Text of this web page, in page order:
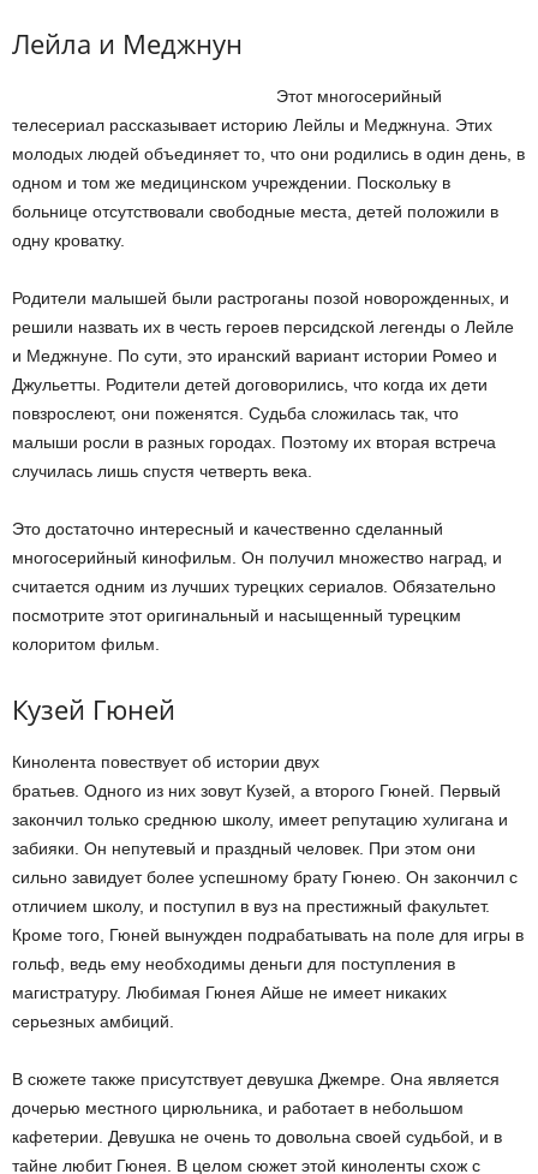
Лейла и Меджнун
Этот многосерийный
телесериал рассказывает историю Лейлы и Меджнуна. Этих
молодых людей объединяет то, что они родились в один день, в
одном и том же медицинском учреждении. Поскольку в
больнице отсутствовали свободные места, детей положили в
одну кроватку.
Родители малышей были растроганы позой новорожденных, и
решили назвать их в честь героев персидской легенды о Лейле
и Меджнуне. По сути, это иранский вариант истории Ромео и
Джульетты. Родители детей договорились, что когда их дети
повзрослеют, они поженятся. Судьба сложилась так, что
малыши росли в разных городах. Поэтому их вторая встреча
случилась лишь спустя четверть века.
Это достаточно интересный и качественно сделанный
многосерийный кинофильм. Он получил множество наград, и
считается одним из лучших турецких сериалов. Обязательно
посмотрите этот оригинальный и насыщенный турецким
колоритом фильм.
Кузей Гюней
Кинолента повествует об истории двух
братьев. Одного из них зовут Кузей, а второго Гюней. Первый
закончил только среднюю школу, имеет репутацию хулигана и
забияки. Он непутевый и праздный человек. При этом они
сильно завидует более успешному брату Гюнею. Он закончил с
отличием школу, и поступил в вуз на престижный факультет.
Кроме того, Гюней вынужден подрабатывать на поле для игры в
гольф, ведь ему необходимы деньги для поступления в
магистратуру. Любимая Гюнея Айше не имеет никаких
серьезных амбиций.
В сюжете также присутствует девушка Джемре. Она является
дочерью местного цирюльника, и работает в небольшом
кафетерии. Девушка не очень то довольна своей судьбой, и в
тайне любит Гюнея. В целом сюжет этой киноленты схож с